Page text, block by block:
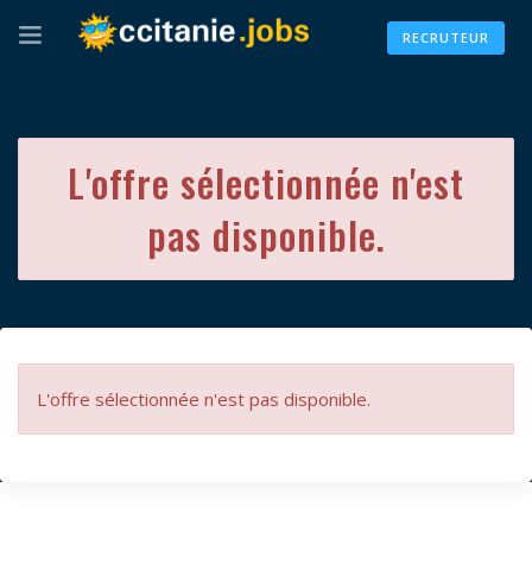
RECRUTEUR
L'offre sélectionnée n'est
pas disponible.
L'offre sélectionnée n'est pas disponible.